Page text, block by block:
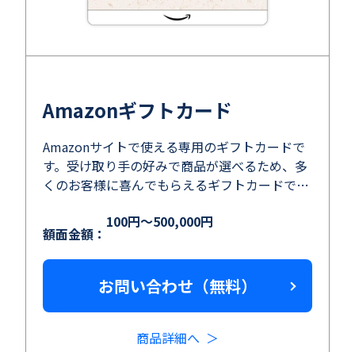
Amazonギフトカード
Amazonサイトで使える専用のギフトカードで
す。受け取り手の好みで商品が選べるため、多
くのお客様に喜んでもらえるギフトカードで
額面金額：
100円～500,000円
お問い合わせ（無料）
商品詳細へ